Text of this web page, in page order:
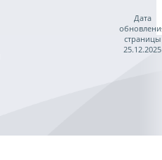
Дата
страницы
25.12.2025